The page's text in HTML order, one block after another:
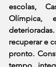
escolas,
Olímpica,
recuperar e
pronto.
tempo